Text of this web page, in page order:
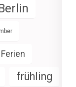
Ferien
frühling